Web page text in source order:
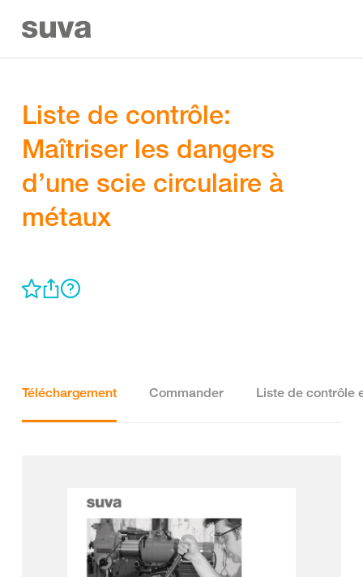
Liste de contrôle:
Maîtriser les dangers
d’une scie circulaire à
métaux
Téléchargement Commander Liste de contrôle